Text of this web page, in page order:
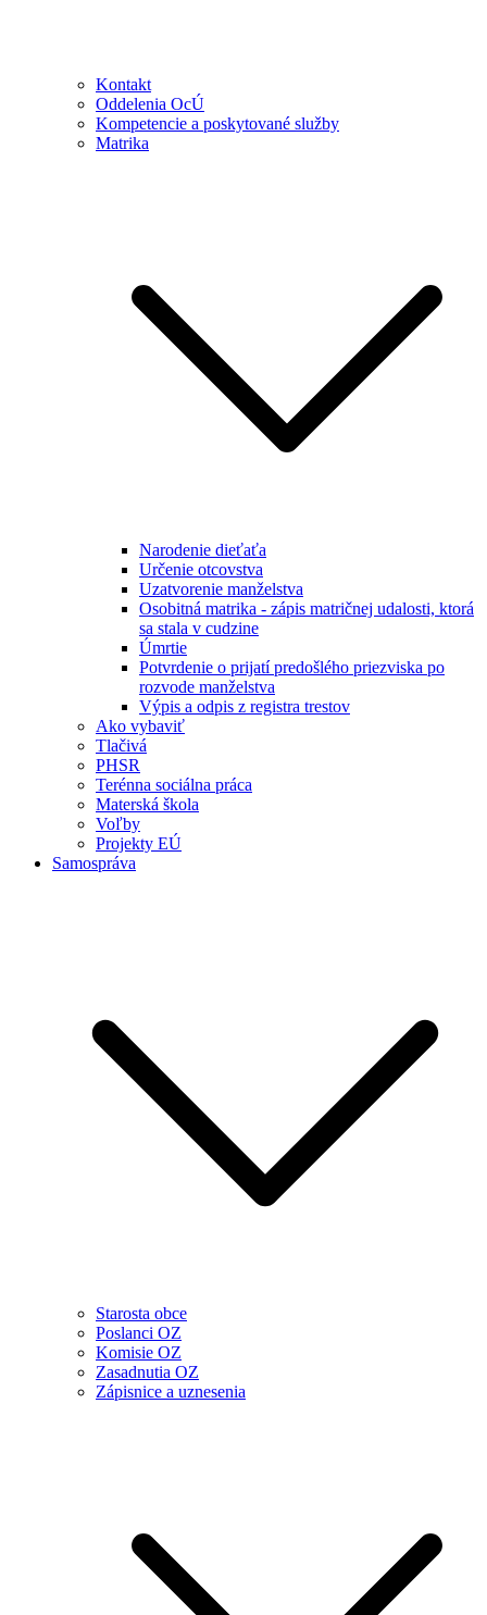
Kontakt
Oddelenia OcÚ
Kompetencie a poskytované služby
Matrika
Narodenie dieťaťa
Určenie otcovstva
Uzatvorenie manželstva
Osobitná matrika - zápis matričnej udalosti, ktorá
sa stala v cudzine
Úmrtie
Potvrdenie o prijatí predošlého priezviska po
rozvode manželstva
Výpis a odpis z registra trestov
Ako vybaviť
Tlačivá
PHSR
Terénna sociálna práca
Materská škola
Voľby
Projekty EÚ
Samospráva
Starosta obce
Poslanci OZ
Komisie OZ
Zasadnutia OZ
Zápisnice a uznesenia